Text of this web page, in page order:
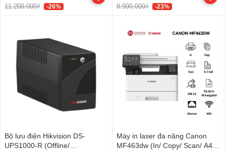
11.200.000₫ -26% 8.990.000₫ -23%
Bộ lưu điện Hikvision DS-
UPS1000-R (Offline/
Máy in laser đa năng Canon
MF463dw (In/ Copy/ Scan/ A4/